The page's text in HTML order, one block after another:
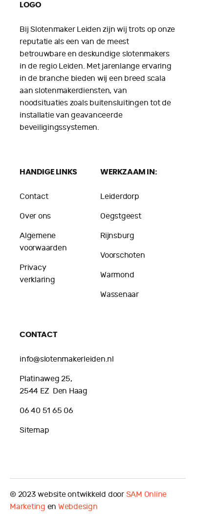
LOGO
Bij Slotenmaker Leiden zijn wij trots op onze
reputatie als een van de meest
betrouwbare en deskundige slotenmakers
in de regio Leiden. Met jarenlange ervaring
in de branche bieden wij een breed scala
aan slotenmakerdiensten, van
noodsituaties zoals buitensluitingen tot de
installatie van geavanceerde
beveiligingssystemen.
HANDIGE LINKS
Contact
Over ons
Algemene
voorwaarden
Privacy
verklaring
WERKZAAM IN:
Leiderdorp
Oegstgeest
Rijnsburg
Voorschoten
Warmond
Wassenaar
CONTACT
info@slotenmakerleiden.nl
Platinaweg 25,
2544 EZ Den Haag
06 40 51 65 06
Sitemap
© 2023 website ontwikkeld door SAM Online
Marketing en Webdesign